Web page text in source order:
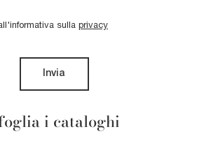
i cataloghi
sulla privacy
Invia